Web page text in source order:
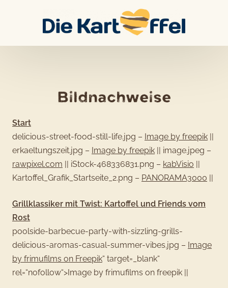
Bildnachweise
Start
delicious-street-food-still-life.jpg – Image by freepik
erkaeltungszeit.jpg – Image by freepik
image.jpeg –
rawpixel.com
iStock-468336831.png – kabVisio
Kartoffel_Grafik_Startseite_2.png – PANORAMA3000
Grillklassiker mit Twist: Kartoffel und Friends vom
Rost
poolside-barbecue-party-with-sizzling-grills-
delicious-aromas-casual-summer-vibes.jpg – Image
by frimufilms on Freepik“ target=_blank“
rel=“nofollow“>Image by frimufilms on freepik